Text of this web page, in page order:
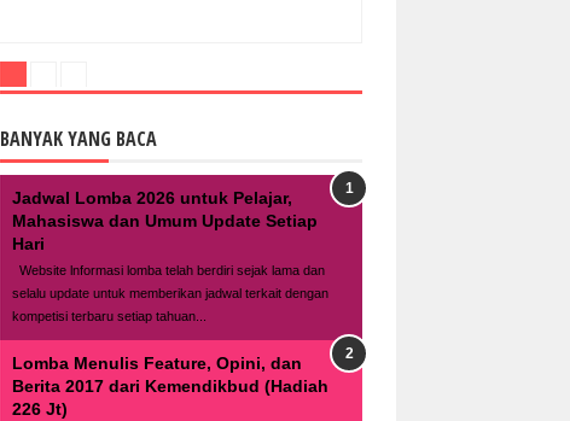
BANYAK YANG BACA
Jadwal Lomba 2026 untuk Pelajar,
Mahasiswa dan Umum Update Setiap
Hari
Website lnformasi lomba telah berdiri sejak lama dan
selalu update untuk memberikan jadwal terkait dengan
kompetisi terbaru setiap tahuan...
Lomba Menulis Feature, Opini, dan
Berita 2017 dari Kemendikbud (Hadiah
226 Jt)